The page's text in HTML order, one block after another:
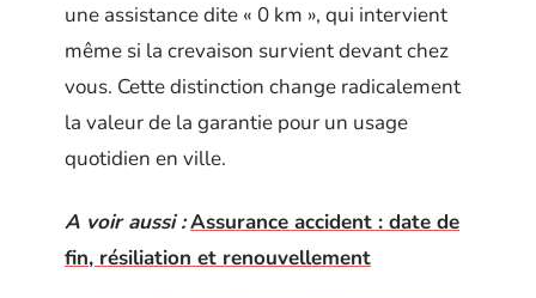
une assistance dite « 0 km », qui intervient
même si la crevaison survient devant chez
vous. Cette distinction change radicalement
la valeur de la garantie pour un usage
quotidien en ville.
A voir aussi :Assurance accident : date de
fin, résiliation et renouvellement